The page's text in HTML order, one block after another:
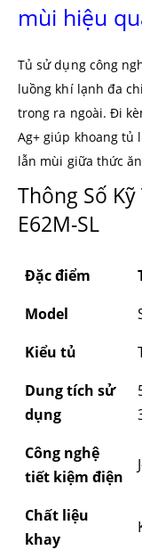
mùi hiệu
Tủ sử dụng công
luồng khí lạnh đa
trong ra ngoài. Đi
Ag+ giúp khoang tủ
lẫn mùi giữa thức
Thông Số
E62M-SL
Đặc điểm
Model
Kiểu tủ
Dung tích sử
dụng
Công nghệ
tiết kiệm điện
Chất liệu
khay